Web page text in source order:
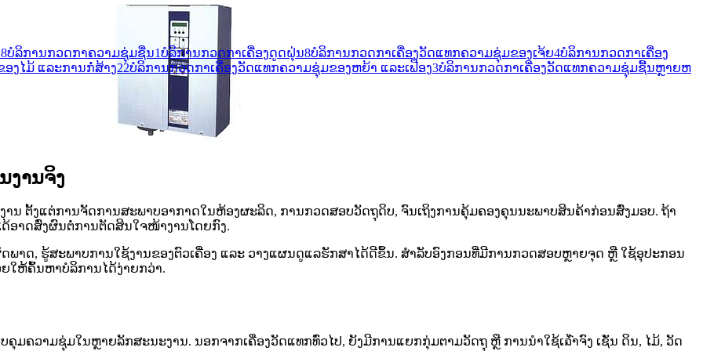
ງານຈິງ
ຕັ້ງແຕ່ການຈັດການສະພາບອາກາດໃນຫ້ອງຜະລິດ, ການກວດສອບວັດຖຸດິບ, ຈົນເຖິງການຄຸ້ມຄອງຄຸນນະພາບສິນຄ້າກ່ອນສົ່ງມອບ. ຖ້າ
ອາດສົ່ງຜົນຕໍ່ການຕັດສິນໃຈໜ້າງານໂດຍກົງ.
າດ, ຮູ້ສະພາບການໃຊ້ງານຂອງຕົວເຄື່ອງ ແລະ ວາງແຜນດູແລຮັກສາໄດ້ດີຂຶ້ນ. ສໍາລັບອົງກອນທີ່ມີການກວດສອບຫຼາຍຈຸດ ຫຼື ໃຊ້ອຸປະກອນ
ໃຫ້ຄົ້ນຫາບໍລິການໄດ້ງ່າຍກວ່າ.
ຄວາມຊຸ່ມໃນຫຼາຍລັກສະນະງານ. ນອກຈາກເຄື່ອງວັດແທກທົ່ວໄປ, ຍັງມີການແຍກກຸ່ມຕາມວັດຖຸ ຫຼື ການນໍາໃຊ້ເຉົ້າຈົງ ເຊັ່ນ ດິນ, ໄມ້, ວັດ
8ບໍລິການກວດກາຄວາມຊຸ່ມຊື່ນ1ບໍລິການກວດກາເຄື່ອງດູດຝຸ່ນ8ບໍລິການກວດກາເຄື່ອງວັດແທກຄວາມຊຸ່ມຂອງເຈ້ຍ4ບໍລິການກວດກາເຄື່ອງ
ງໄມ້ ແລະການກໍ່ສ້າງ22ບໍລິການກວດກາເຄື່ອງວັດແທກຄວາມຊຸ່ມຂອງຫຍ້າ ແລະເຟືອງ3ບໍລິການກວດກາເຄື່ອງວັດແທກຄວາມຊຸ່ມຊື້ນຫຼາຍຫ